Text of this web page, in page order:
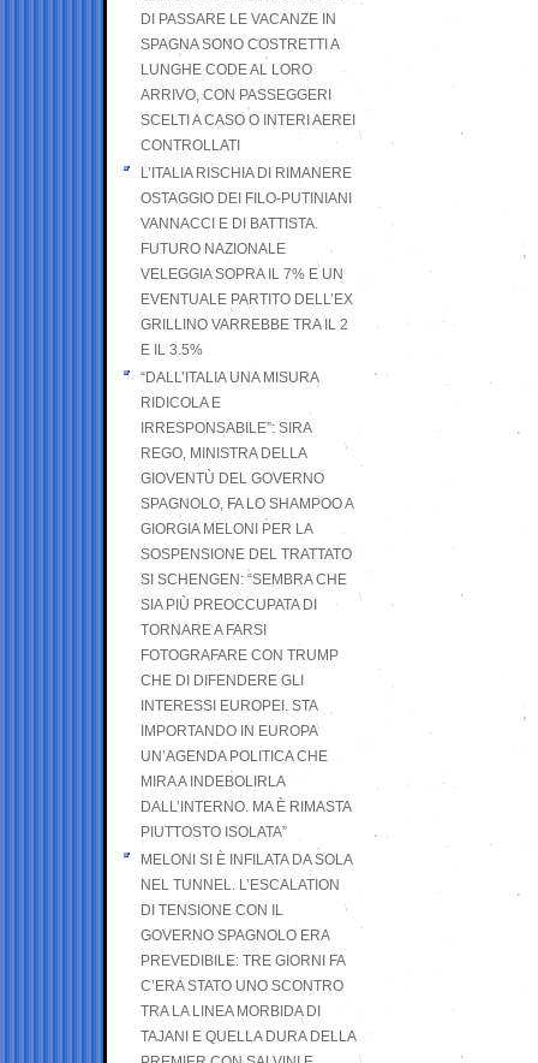
DI PASSARE LE VACANZE IN
SPAGNA SONO COSTRETTI A
LUNGHE CODE AL LORO
ARRIVO, CON PASSEGGERI
SCELTI A CASO O INTERI AEREI
CONTROLLATI
L’ITALIA RISCHIA DI RIMANERE
OSTAGGIO DEI FILO-PUTINIANI
VANNACCI E DI BATTISTA.
FUTURO NAZIONALE
VELEGGIA SOPRA IL 7% E UN
EVENTUALE PARTITO DELL’EX
GRILLINO VARREBBE TRA IL 2
E IL 3.5%
“DALL’ITALIA UNA MISURA
RIDICOLA E
IRRESPONSABILE”: SIRA
REGO, MINISTRA DELLA
GIOVENTÙ DEL GOVERNO
SPAGNOLO, FA LO SHAMPOO A
GIORGIA MELONI PER LA
SOSPENSIONE DEL TRATTATO
SI SCHENGEN: “SEMBRA CHE
SIA PIÙ PREOCCUPATA DI
TORNARE A FARSI
FOTOGRAFARE CON TRUMP
CHE DI DIFENDERE GLI
INTERESSI EUROPEI. STA
IMPORTANDO IN EUROPA
UN’AGENDA POLITICA CHE
MIRA A INDEBOLIRLA
DALL’INTERNO. MA È RIMASTA
PIUTTOSTO ISOLATA”
MELONI SI È INFILATA DA SOLA
NEL TUNNEL. L’ESCALATION
DI TENSIONE CON IL
GOVERNO SPAGNOLO ERA
PREVEDIBILE: TRE GIORNI FA
C’ERA STATO UNO SCONTRO
TRA LA LINEA MORBIDA DI
TAJANI E QUELLA DURA DELLA